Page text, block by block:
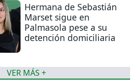
Hermana de Sebastián
Marset sigue en
Palmasola pese a su
detención domiciliaria
VER MÁS +